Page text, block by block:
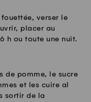
verser le
placer au
h ou toute une nuit.
de pomme, le sucre
et les cuire al
sortir de la